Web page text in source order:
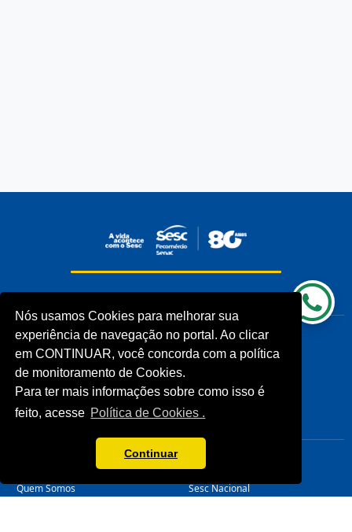
Nós usamos Cookies para melhorar sua
experiência de navegação no portal. Ao clicar
em CONTINUAR, você concorda com a política
de monitoramento de Cookies.
Para ter mais informações sobre como isso é
feito, acesse Política de Cookies .
Continuar
Processos Seletivos (Antigos)
Licitações
Notícias
Imprensa
Fale Conosco
Biblioteca
Unidades Sesc-TO
Cliente
Quem Somos
Fecomércio
Sesc Nacional